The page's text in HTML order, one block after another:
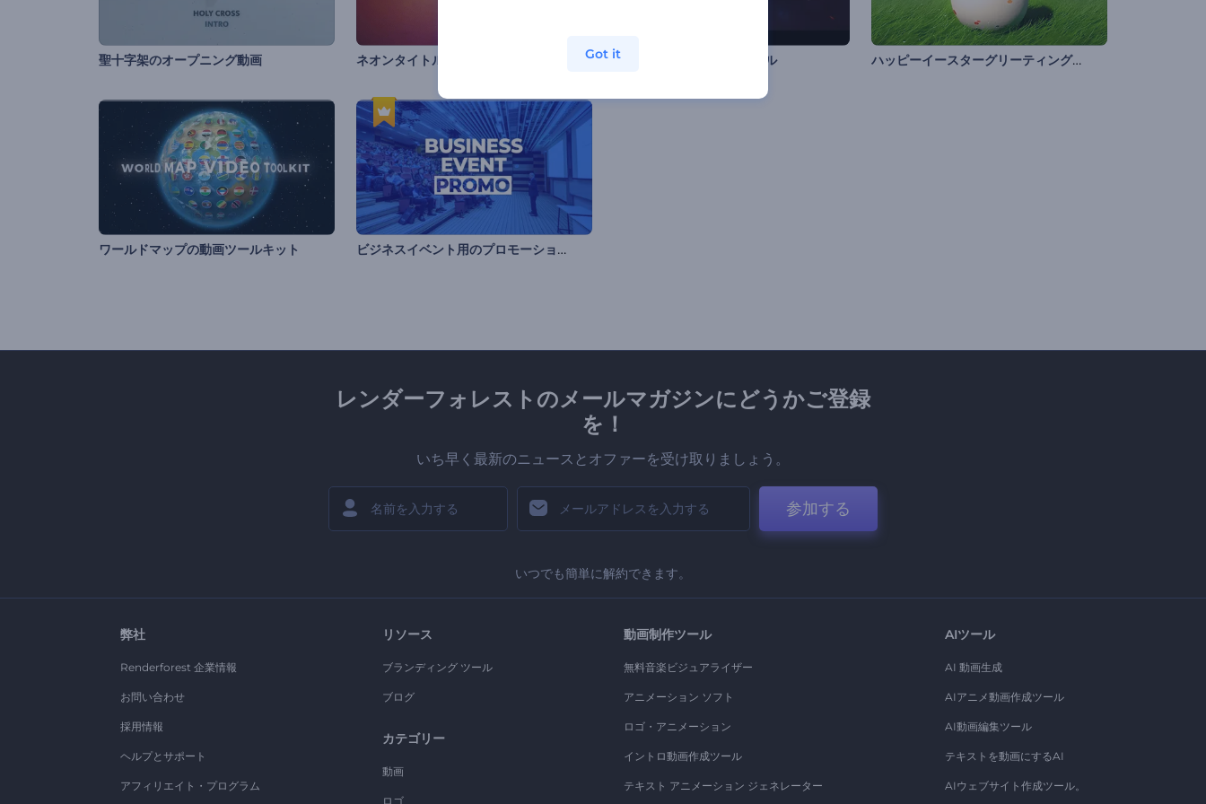
聖十字架のオープニング動画 ネオンタイトルオープニング アクション予告編のタイトル ハッピーイースターグリーティング動画
ワールドマップの動画ツールキット ビジネスイベント用のプロモーションビデオ
レンダーフォレストのメールマガジンにどうかご登録
を！
いち早く最新のニュースとオファーを受け取りましょう。
参加する
いつでも簡単に解約できます。
弊社
Renderforest 企業情報
お問い合わせ
採用情報
ヘルプとサポート
アフィリエイト・プログラム
リソース
ブランディング ツール
ブログ
カテゴリー
動画
ロゴ
動画制作ツール
無料音楽ビジュアライザー
アニメーション ソフト
ロゴ・アニメーション
イントロ動画作成ツール
テキスト アニメーション ジェネレーター
AIツール
AI 動画生成
AIアニメ動画作成ツール
AI動画編集ツール
テキストを動画にするAI
AIウェブサイト作成ツール。
Got it